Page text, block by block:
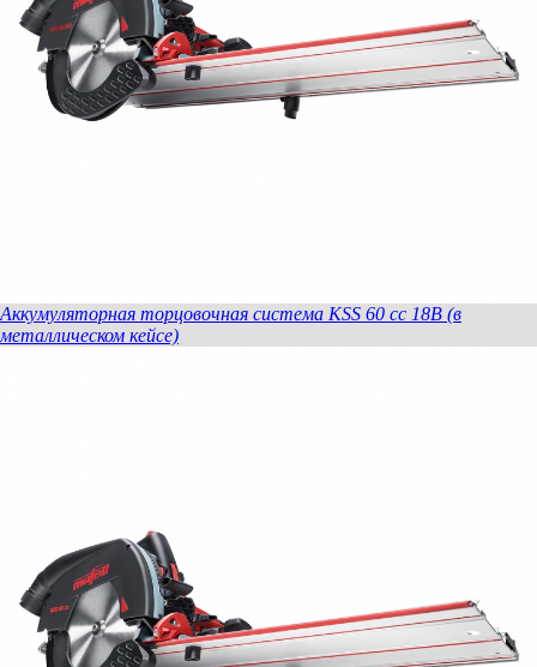
Аккумуляторная торцовочная система KSS 60 cc 18В (в
металлическом кейсе)